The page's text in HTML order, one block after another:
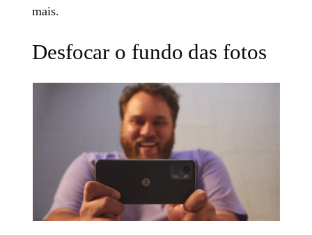
mais.
Desfocar o fundo das fotos